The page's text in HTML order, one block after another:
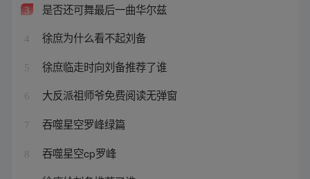
3 是否还可舞最后一曲华尔兹
4 徐庶为什么看不起刘备
5 徐庶临走时向刘备推荐了谁
6 大反派祖师爷免费阅读无弹窗
7 吞噬星空罗峰绿篇
8 吞噬星空cp罗峰